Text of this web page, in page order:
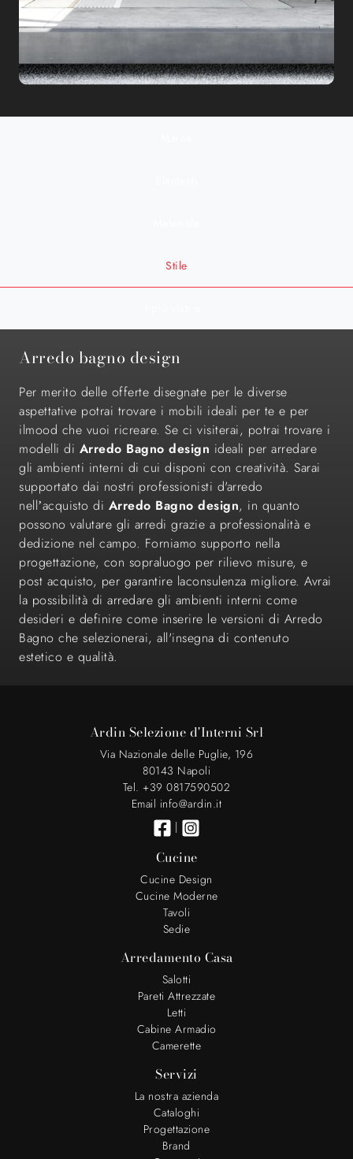
Stile
Arredo bagno design
Per merito delle offerte disegnate per le diverse
aspettative potrai trovare i mobili ideali per te e per
ilmood che vuoi ricreare. Se ci visiterai, potrai trovare i
modelli di Arredo Bagno design ideali per arredare
gli ambienti interni di cui disponi con creatività. Sarai
supportato dai nostri professionisti d'arredo
nell’acquisto di Arredo Bagno design, in quanto
possono valutare gli arredi grazie a professionalità e
dedizione nel campo. Forniamo supporto nella
progettazione, con sopraluogo per rilievo misure, e
post acquisto, per garantire laconsulenza migliore. Avrai
la possibilità di arredare gli ambienti interni come
desideri e definire come inserire le versioni di Arredo
Bagno che selezionerai, all'insegna di contenuto
estetico e qualità.
Ardin Selezione d'Interni Srl
Via Nazionale delle Puglie, 196
80143 Napoli
Tel. +39 0817590502
Email info@ardin.it
|
Cucine
Cucine Design
Cucine Moderne
Tavoli
Sedie
Arredamento Casa
Salotti
Pareti Attrezzate
Letti
Cabine Armadio
Camerette
Servizi
La nostra azienda
Cataloghi
Progettazione
Brand